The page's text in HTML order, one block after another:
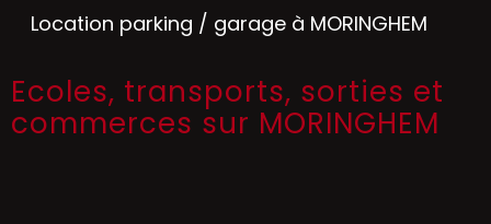
Location parking / garage à MORINGHEM
Ecoles, transports, sorties et
commerces sur MORINGHEM